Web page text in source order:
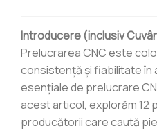
Introducere (inclusiv
Prelucrarea CNC este
consistență și fiabilitate în
esențiale de prelucrare
acest articol, explorăm 12
producătorii care caută